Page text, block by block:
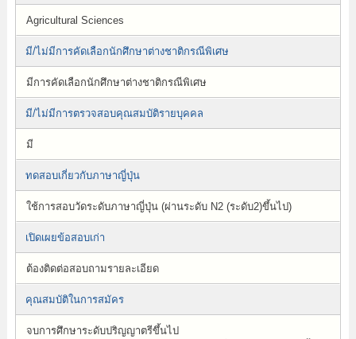
Agricultural Sciences
มี/ไม่มีการคัดเลือกนักศึกษาต่างชาติกรณีพิเศษ
มีการคัดเลือกนักศึกษาต่างชาติกรณีพิเศษ
มี/ไม่มีการตรวจสอบคุณสมบัติรายบุคคล
มี
ทดสอบเกี่ยวกับภาษาญี่ปุ่น
ใช้การสอบวัดระดับภาษาญี่ปุ่น (ผ่านระดับ N2 (ระดับ2)ขึ้นไป)
เปิดเผยข้อสอบเก่า
ต้องติดต่อสอบถามรายละเอียด
คุณสมบัติในการสมัคร
จบการศึกษาระดับปริญญาตรีขึ้นไป